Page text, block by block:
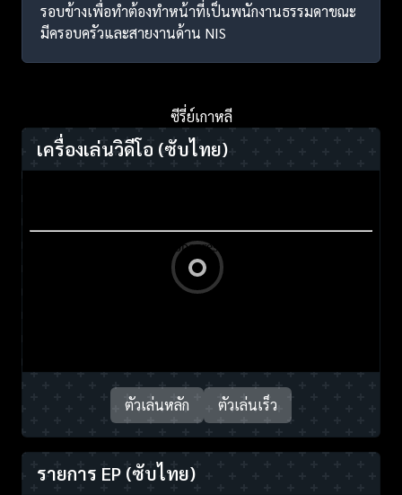
รอบข้างเพื่อทำต้องทำหน้าที่เป็นพนักงานธรรมดาขณะ
มีครอบครัวและสายงานด้าน NIS
ซีรี่ย์เกาหลี
เครื่องเล่นวิดีโอ (ซับไทย)
ตัวเล่นหลัก ตัวเล่นเร็ว
รายการ EP (ซับไทย)